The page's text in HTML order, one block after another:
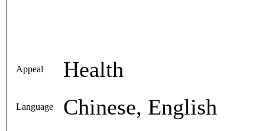
Appeal Health
Language Chinese, English